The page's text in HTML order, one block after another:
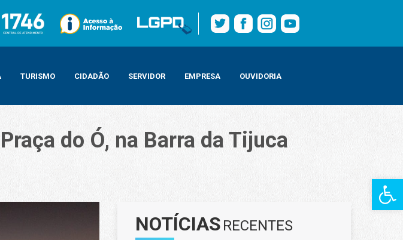
Barra de
TURISMO CIDADÃO SERVIDOR EMPRESA OUVIDORIA
do Ó, na Barra da Tijuca
Tijuca
NOTÍCIAS RECENTES